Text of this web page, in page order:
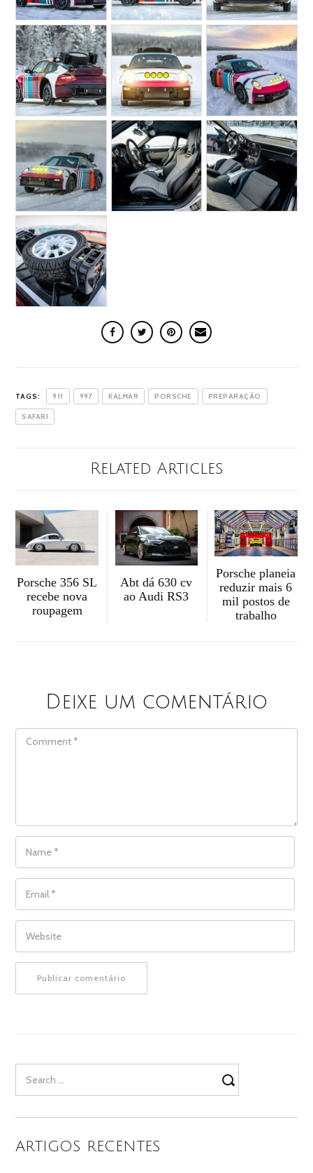
TAGS: 911 997 KALMAR PORSCHE PREPARAÇÃO
SAFARI
Related Articles
Porsche 356 SL
recebe nova
roupagem
Abt dá 630 cv
ao Audi RS3
Porsche planeia
reduzir mais 6
mil postos de
trabalho
Deixe um comentário
COMMENT
NAME
EMAIL
WEBSITE
for:
ARTIGOS RECENTES